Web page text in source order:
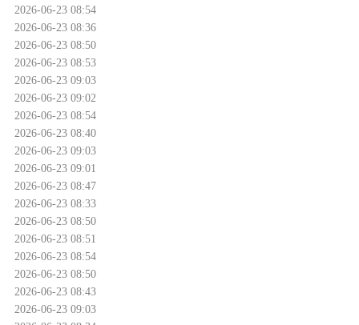
2026-06-23 08:54
2026-06-23 08:36
2026-06-23 08:50
2026-06-23 08:53
2026-06-23 09:03
2026-06-23 09:02
2026-06-23 08:54
2026-06-23 08:40
2026-06-23 09:03
2026-06-23 09:01
2026-06-23 08:47
2026-06-23 08:33
2026-06-23 08:50
2026-06-23 08:51
2026-06-23 08:54
2026-06-23 08:50
2026-06-23 08:43
2026-06-23 09:03